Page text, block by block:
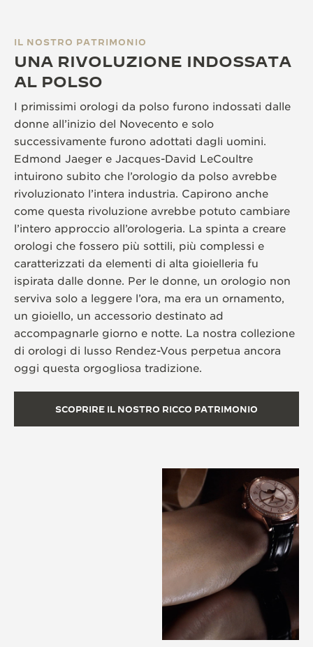
IL NOSTRO PATRIMONIO
UNA RIVOLUZIONE INDOSSATA
AL POLSO
I primissimi orologi da polso furono indossati dalle
donne all’inizio del Novecento e solo
successivamente furono adottati dagli uomini.
Edmond Jaeger e Jacques-David LeCoultre
intuirono subito che l’orologio da polso avrebbe
rivoluzionato l’intera industria. Capirono anche
come questa rivoluzione avrebbe potuto cambiare
l’intero approccio all’orologeria. La spinta a creare
orologi che fossero più sottili, più complessi e
caratterizzati da elementi di alta gioielleria fu
ispirata dalle donne. Per le donne, un orologio non
serviva solo a leggere l’ora, ma era un ornamento,
un gioiello, un accessorio destinato ad
accompagnarle giorno e notte. La nostra collezione
di orologi di lusso Rendez-Vous perpetua ancora
oggi questa orgogliosa tradizione.
SCOPRIRE IL NOSTRO RICCO PATRIMONIO